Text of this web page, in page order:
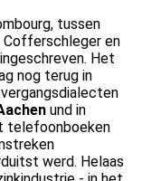
tussen
Cofferschleger en
Het
nog terug in
und in
telefoonboeken
werd. Helaas